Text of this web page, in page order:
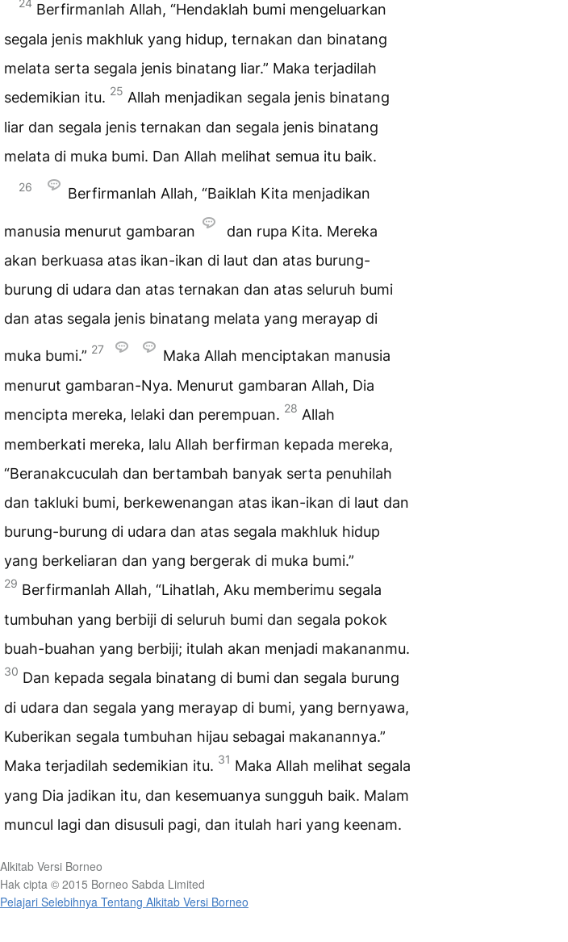
24 Berfirmanlah Allah, “Hendaklah bumi mengeluarkan
segala jenis makhluk yang hidup, ternakan dan binatang
melata serta segala jenis binatang liar.” Maka terjadilah
sedemikian itu. 25 Allah menjadikan segala jenis binatang
liar dan segala jenis ternakan dan segala jenis binatang
melata di muka bumi. Dan Allah melihat semua itu baik.
26 Berfirmanlah Allah, “Baiklah Kita menjadikan
manusia menurut gambaran
dan rupa Kita. Mereka
akan berkuasa atas ikan-ikan di laut dan atas burung-
burung di udara dan atas ternakan dan atas seluruh bumi
dan atas segala jenis binatang melata yang merayap di
muka bumi.” 27
Maka Allah menciptakan manusia
menurut gambaran-Nya. Menurut gambaran Allah, Dia
mencipta mereka, lelaki dan perempuan. 28 Allah
memberkati mereka, lalu Allah berfirman kepada mereka,
“Beranakcuculah dan bertambah banyak serta penuhilah
dan takluki bumi, berkewenangan atas ikan-ikan di laut dan
burung-burung di udara dan atas segala makhluk hidup
yang berkeliaran dan yang bergerak di muka bumi.”
29 Berfirmanlah Allah, “Lihatlah, Aku memberimu segala
tumbuhan yang berbiji di seluruh bumi dan segala pokok
buah-buahan yang berbiji; itulah akan menjadi makananmu.
30 Dan kepada segala binatang di bumi dan segala burung
di udara dan segala yang merayap di bumi, yang bernyawa,
Kuberikan segala tumbuhan hijau sebagai makanannya.”
Maka terjadilah sedemikian itu. 31 Maka Allah melihat segala
yang Dia jadikan itu, dan kesemuanya sungguh baik. Malam
muncul lagi dan disusuli pagi, dan itulah hari yang keenam.
Alkitab Versi Borneo
Hak cipta © 2015 Borneo Sabda Limited
Pelajari Selebihnya Tentang Alkitab Versi Borneo